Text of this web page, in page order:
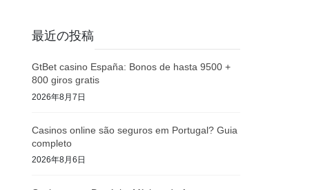
最近の投稿
GtBet casino España: Bonos de hasta 9500 +
800 giros gratis
2026年8月7日
Casinos online são seguros em Portugal? Guia
completo
2026年8月6日